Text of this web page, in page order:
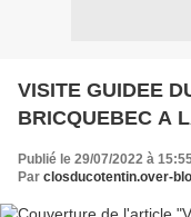
VISITE GUIDEE
BRICQUEBEC A
Publié le 29/07/2022 à
Par closducotentin.over-